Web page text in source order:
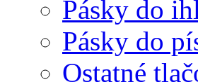
Pásky do
Pásky do
Ostatné